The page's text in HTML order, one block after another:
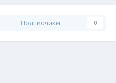
Подписчики 0